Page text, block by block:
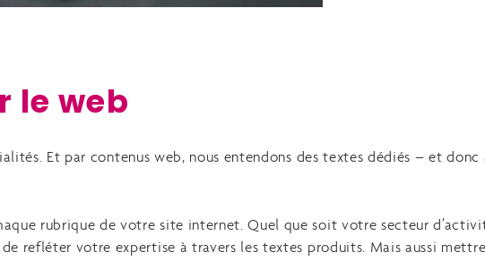
le web
Et par contenus web, nous entendons des textes dédiés – et donc
rubrique de votre site internet. Quel que soit votre secteur
refléter votre expertise à travers les textes produits. Mais aussi